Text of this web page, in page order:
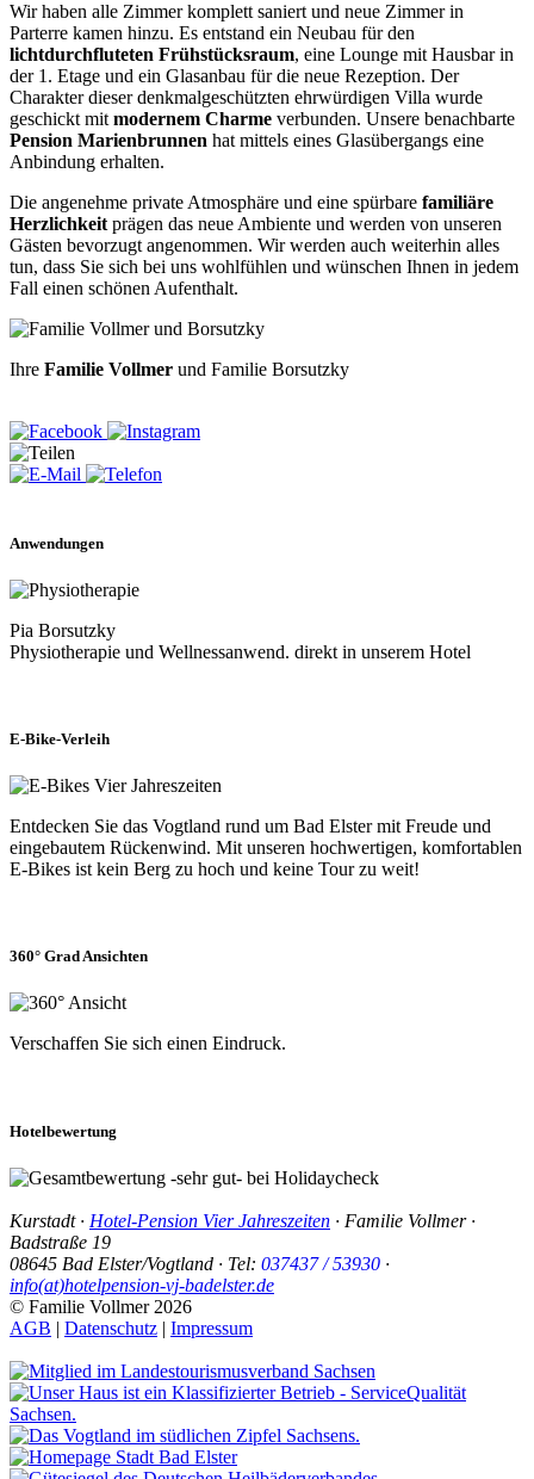
Wir haben alle Zimmer komplett saniert und neue Zimmer in
Parterre kamen hinzu. Es entstand ein Neubau für den
lichtdurchfluteten Frühstücksraum, eine Lounge mit Hausbar in
der 1. Etage und ein Glasanbau für die neue Rezeption. Der
Charakter dieser denkmalgeschützten ehrwürdigen Villa wurde
geschickt mitmodernem Charme verbunden. Unsere benachbarte
Pension Marienbrunnen hat mittels eines Glasübergangs eine
Anbindung erhalten.
Die angenehme private Atmosphäre und eine spürbare familiäre
Herzlichkeitprägen das neue Ambiente und werden von unseren
Gästen bevorzugt angenommen. Wir werden auch weiterhin alles
tun, dass Sie sich bei uns wohlfühlen und wünschen Ihnen in jedem
Fall einen schönen Aufenthalt.
Ihre Familie Vollmer und Familie Borsutzky
Anwendungen
Pia Borsutzky
Physiotherapie und Wellnessanwend. direkt in unserem Hotel
E-Bike-Verleih
Entdecken Sie das Vogtland rund um Bad Elster mit Freude und
eingebautem Rückenwind. Mit unseren hochwertigen, komfortablen
E-Bikes ist kein Berg zu hoch und keine Tour zu weit!
360° Grad Ansichten
Verschaffen Sie sich einen Eindruck.
Hotelbewertung
Kurstadt· Hotel-Pension Vier Jahreszeiten · Familie Vollmer·
Badstraße 19
08645 Bad Elster/Vogtland · Tel: 037437 / 53930 ·
info(at)hotelpension-vj-badelster.de
© Familie Vollmer 2026
AGB | Datenschutz | Impressum